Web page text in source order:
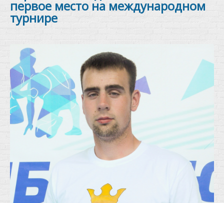
первое место на международном
турнире